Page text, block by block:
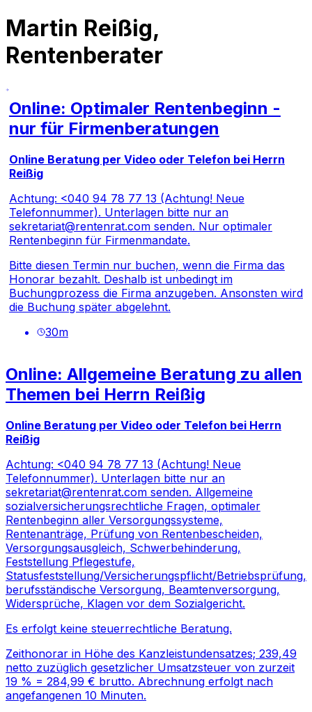
Martin Reißig,
Rentenberater
Online: Optimaler Rentenbeginn -
nur für Firmenberatungen
Online Beratung per Video oder Telefon bei Herrn
Reißig
Achtung: <040 94 78 77 13 (Achtung! Neue
Telefonnummer). Unterlagen bitte nur an
sekretariat@rentenrat.comsenden. Nur optimaler
Rentenbeginn für Firmenmandate.
Bitte diesen Termin nur buchen, wenn die Firma das
Honorar bezahlt. Deshalb ist unbedingt im
Buchungprozess die Firma anzugeben. Ansonsten wird
die Buchung später abgelehnt.
30m
Online: Allgemeine Beratung zu allen
Themen bei Herrn Reißig
Online Beratung per Video oder Telefon bei Herrn
Reißig
Achtung: <040 94 78 77 13 (Achtung! Neue
Telefonnummer). Unterlagen bitte nur an
sekretariat@rentenrat.com senden. Allgemeine
sozialversicherungsrechtliche Fragen, optimaler
Rentenbeginn aller Versorgungssysteme,
Rentenanträge, Prüfung von Rentenbescheiden,
Versorgungsausgleich, Schwerbehinderung,
Feststellung Pflegestufe,
Statusfeststellung/Versicherungspflicht/Betriebsprüfung,
berufsständische Versorgung, Beamtenversorgung,
Widersprüche, Klagen vor dem Sozialgericht.
Es erfolgt keine steuerrechtliche Beratung.
Zeithonorar in Höhe des Kanzleistundensatzes; 239,49
netto zuzüglich gesetzlicher Umsatzsteuer von zurzeit
19 % = 284,99 € brutto. Abrechnung erfolgt nach
angefangenen 10 Minuten.